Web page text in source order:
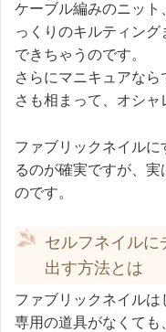
ケーブル編みのニッ
っくりのキルティン
できちゃうのです。
さらにマニキュアな
さも相まって、オシャ
ファブリックネイル
るのが確実ですが、
のです。
セルフネイルに
出す方法とは
ファブリックネイルは
専用の道具がなくて